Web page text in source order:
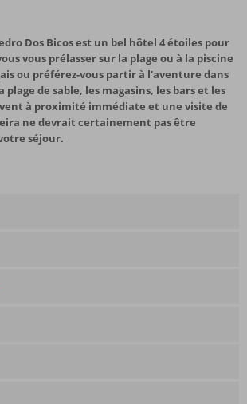
Dos Bicos est un bel hôtel 4 étoiles pour
vous prélasser sur la plage ou à la piscine
ou préférez-vous partir à l'aventure dans
plage de sable, les magasins, les bars et les
à proximité immédiate et une visite de
ne devrait certainement pas être
séjour.